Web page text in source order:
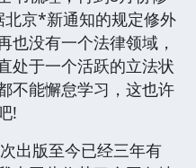
京*新通知的规定修外
也没有一个法律领域，
处于一个活跃的立法状
不能懈怠学习，这也许
!
版至今已经三年有